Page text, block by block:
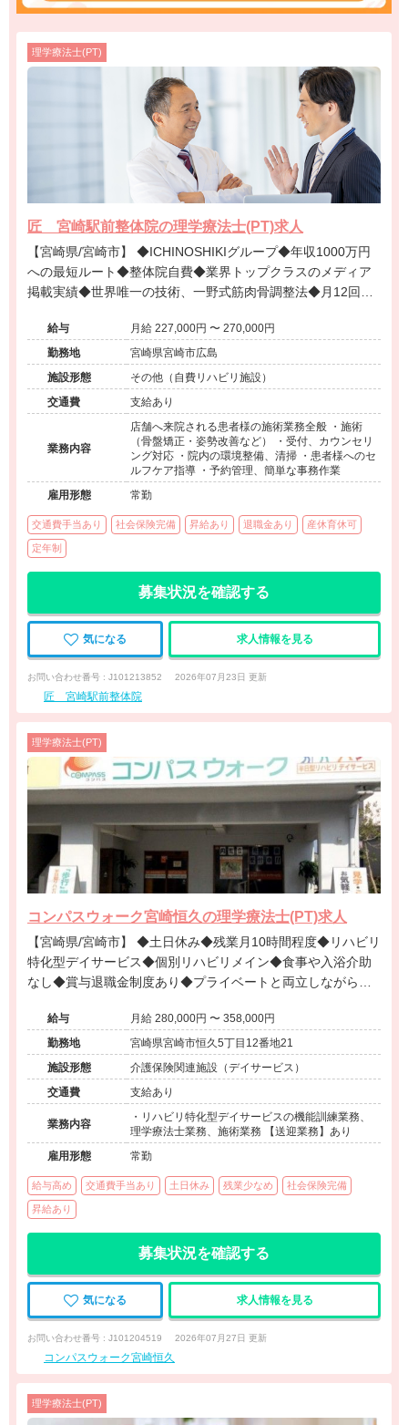
理学療法士(PT)
匠 宮崎駅前整体院の理学療法士(PT)求人
【宮崎県/宮崎市】 ◆ICHINOSHIKIグループ◆年収1000万円
への最短ルート◆整体院自費◆業界トップクラスのメディア
掲載実績◆世界唯一の技術、一野式筋肉骨調整法◆月12回の
ブ制度あり◆独立開業支援あり◆海外展開も視野に入れた成
長企業でプロフェッショナルを目指せる環境です。
給与
月給 227,000円 〜 270,000円
勤務地
宮崎県宮崎市広島
施設形態
その他（自費リハビリ施設）
交通費
支給あり
業務内容
店舗へ来院される患者様の施術業務全般 ・施術
（骨盤矯正・姿勢改善など） ・受付、カウンセリ
ング対応 ・院内の環境整備、清掃 ・患者様へのセ
ルフケア指導 ・予約管理、簡単な事務作業
雇用形態
常勤
交通費手当あり 社会保険完備 昇給あり 退職金あり 産休育休可
定年制
募集状況を確認する
気になる 求人情報を見る
お問い合わせ番号 : J101213852 2026年07月23日 更新
匠 宮崎駅前整体院
理学療法士(PT)
コンパスウォーク宮崎恒久の理学療法士(PT)求人
【宮崎県/宮崎市】 ◆土日休み◆残業月10時間程度◆リハビリ
特化型デイサービス◆個別リハビリメイン◆食事や入浴介助
なし◆賞与退職金制度あり◆プライベートと両立しながら専
給与
月給 280,000円 〜 358,000円
勤務地
宮崎県宮崎市恒久5丁目12番地21
施設形態
介護保険関連施設（デイサービス）
交通費
支給あり
業務内容
・リハビリ特化型デイサービスの機能訓練業務、
理学療法士業務、施術業務 【送迎業務】あり
雇用形態
常勤
給与高め 交通費手当あり 土日休み 残業少なめ 社会保険完備
昇給あり
募集状況を確認する
気になる 求人情報を見る
お問い合わせ番号 : J101204519 2026年07月27日 更新
コンパスウォーク宮崎恒久
理学療法士(PT)